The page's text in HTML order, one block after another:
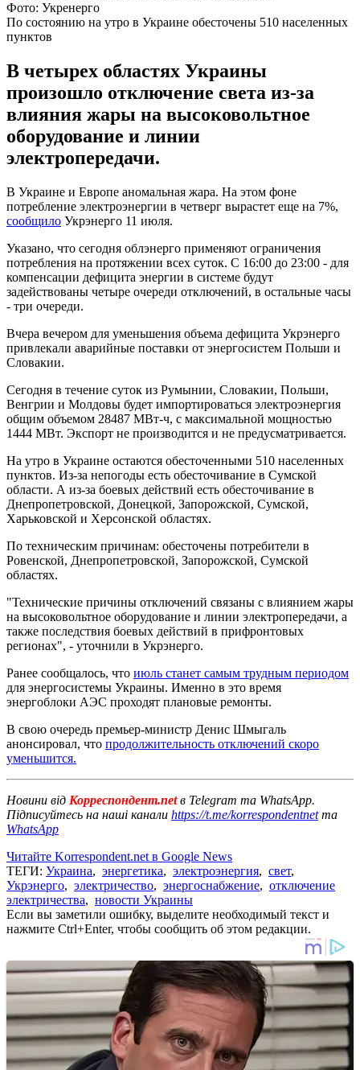
Фото: Укренерго
По состоянию на утро в Украине обесточены 510 населенных
пунктов
В четырех областях Украины
произошло отключение света из-за
влияния жары на высоковольтное
оборудование и линии
электропередачи.
В Украине и Европе аномальная жара. На этом фоне
потребление электроэнергии в четверг вырастет еще на 7%,
сообщило Укрэнерго 11 июля.
Указано, что сегодня облэнерго применяют ограничения
потребления на протяжении всех суток. С 16:00 до 23:00 - для
компенсации дефицита энергии в системе будут
задействованы четыре очереди отключений, в остальные часы
- три очереди.
Вчера вечером для уменьшения объема дефицита Укрэнерго
привлекали аварийные поставки от энергосистем Польши и
Словакии.
Сегодня в течение суток из Румынии, Словакии, Польши,
Венгрии и Молдовы будет импортироваться электроэнергия
общим объемом 28487 МВт-ч, с максимальной мощностью
1444 МВт. Экспорт не производится и не предусматривается.
На утро в Украине остаются обесточенными 510 населенных
пунктов. Из-за непогоды есть обесточивание в Сумской
области. А из-за боевых действий есть обесточивание в
Днепропетровской, Донецкой, Запорожской, Сумской,
Харьковской и Херсонской областях.
По техническим причинам: обесточены потребители в
Ровенской, Днепропетровской, Запорожской, Сумской
областях.
"Технические причины отключений связаны с влиянием жары
на высоковольтное оборудование и линии электропередачи, а
также последствия боевых действий в прифронтовых
регионах", - уточнили в Укрэнерго.
Ранее сообщалось, что июль станет самым трудным периодом
для энергосистемы Украины. Именно в это время
энергоблоки АЭС проходят плановые ремонты.
В свою очередь премьер-министр Денис Шмыгаль
анонсировал, что продолжительность отключений скоро
уменьшится.
Новини від Корреспондент.netв Telegram та WhatsApp.
Підписуйтесь на наші канали https://t.me/korrespondentnetта
WhatsApp
Читайте Korrespondent.net в Google News
ТЕГИ: Украина, энергетика, электроэнергия, свет,
Укрэнерго, электричество, энергоснабжение, отключение
электричества, новости Украины
Если вы заметили ошибку, выделите необходимый текст и
нажмите Ctrl+Enter, чтобы сообщить об этом редакции.